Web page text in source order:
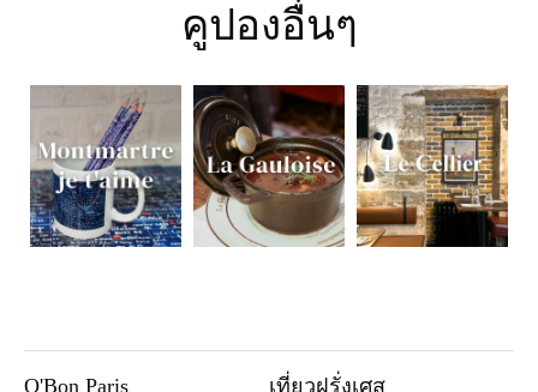
คูปองอื่นๆ
O'Bon Paris เที่ยวฝรั่งเศส